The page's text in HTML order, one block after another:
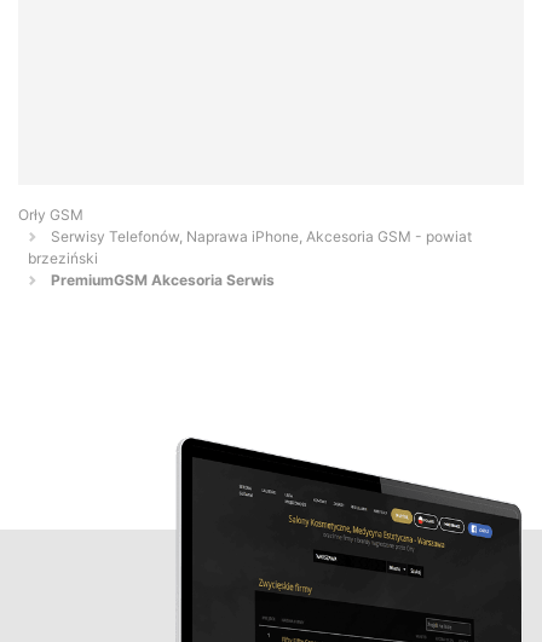
Orły GSM
Serwisy Telefonów, Naprawa iPhone, Akcesoria GSM - powiat
brzeziński
PremiumGSM Akcesoria Serwis